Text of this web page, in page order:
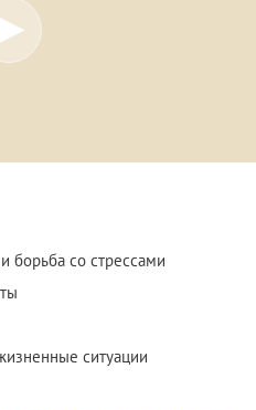
борьба со стрессами
ситуации